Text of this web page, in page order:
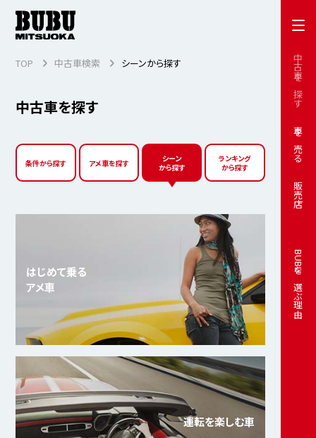
中古車を探す
車を売る
販売店
BUBUを選ぶ理由
中古車を探す
TOP 中古車検索 シーンから探す
条件から探す アメ車を探す
シーン
から探す
ランキング
から探す
はじめて乗る
アメ車
運転を楽しむ車